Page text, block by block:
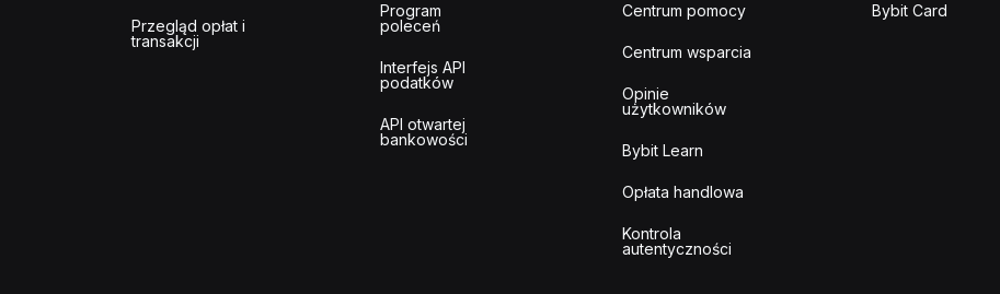
Przegląd opłat i
transakcji
Program
poleceń
Interfejs API
podatków
API otwartej
bankowości
Centrum pomocy
Centrum wsparcia
Opinie
użytkowników
Bybit Learn
Opłata handlowa
Kontrola
autentyczności
Bybit Card